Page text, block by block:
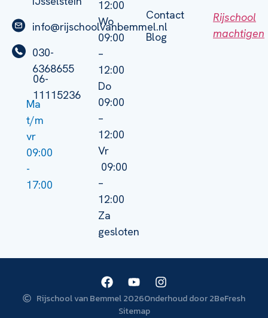
info@rijschoolvanbemmel.nl
030-
6368655
06-
11115236
Ma
t/m
vr
09:00
-
17:00
12:00
Wo
09:00
–
12:00
Do
09:00
–
12:00
Vr
09:00
–
12:00
Za
gesloten
Contact
Blog
Rijschool
machtigen
Rijschool van Bemmel 2026Onderhoud door 2BeFresh
Sitemap